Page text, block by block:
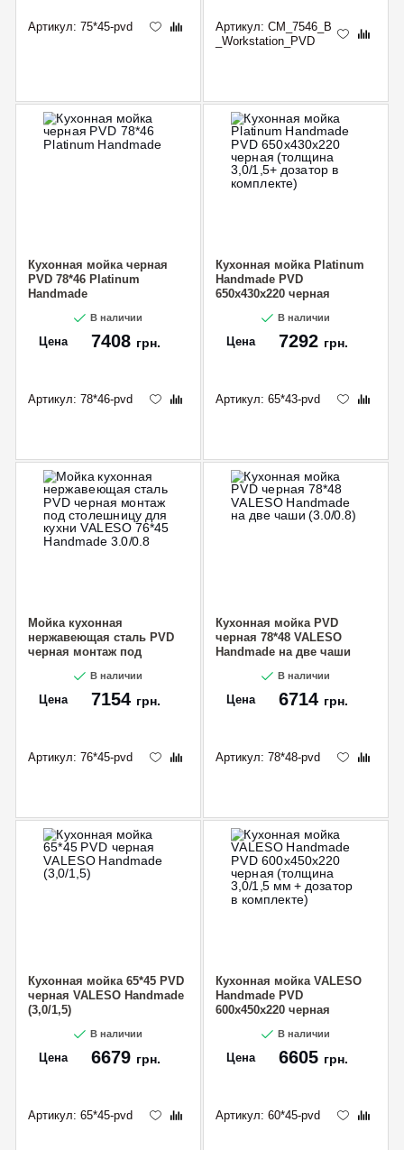
Артикул: 75*45-pvd Артикул: CM_7546_B
_Workstation_PVD
Кухонная мойка черная
PVD 78*46 Platinum
Handmade
В наличии
Цена 7408 грн.
Артикул: 78*46-pvd
Кухонная мойка Platinum
Handmade PVD
650х430х220 черная
в комплекте)В наличии
Цена 7292 грн.
Артикул: 65*43-pvd
Мойка кухонная
нержавеющая сталь PVD
черная монтаж под
VALESO 76*45 Handmade
3.0/0.8
В наличии
Цена 7154 грн.
Артикул: 76*45-pvd
Кухонная мойка PVD
черная 78*48 VALESO
Handmade на две чаши
В наличии
Цена 6714 грн.
Артикул: 78*48-pvd
Кухонная мойка 65*45 PVD
черная VALESO Handmade
(3,0/1,5)
В наличии
Цена 6679 грн.
Артикул: 65*45-pvd
Кухонная мойка VALESO
Handmade PVD
600х450х220 черная
дозатор в комплекте)
В наличии
Цена 6605 грн.
Артикул: 60*45-pvd
OK
CANCEL